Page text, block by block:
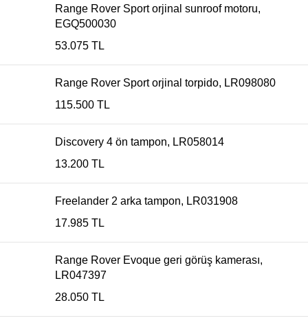
Range Rover Sport orjinal sunroof motoru,
EGQ500030
53.075 TL
Range Rover Sport orjinal torpido, LR098080
115.500 TL
Discovery 4 ön tampon, LR058014
13.200 TL
Freelander 2 arka tampon, LR031908
17.985 TL
Range Rover Evoque geri görüş kamerası,
LR047397
28.050 TL